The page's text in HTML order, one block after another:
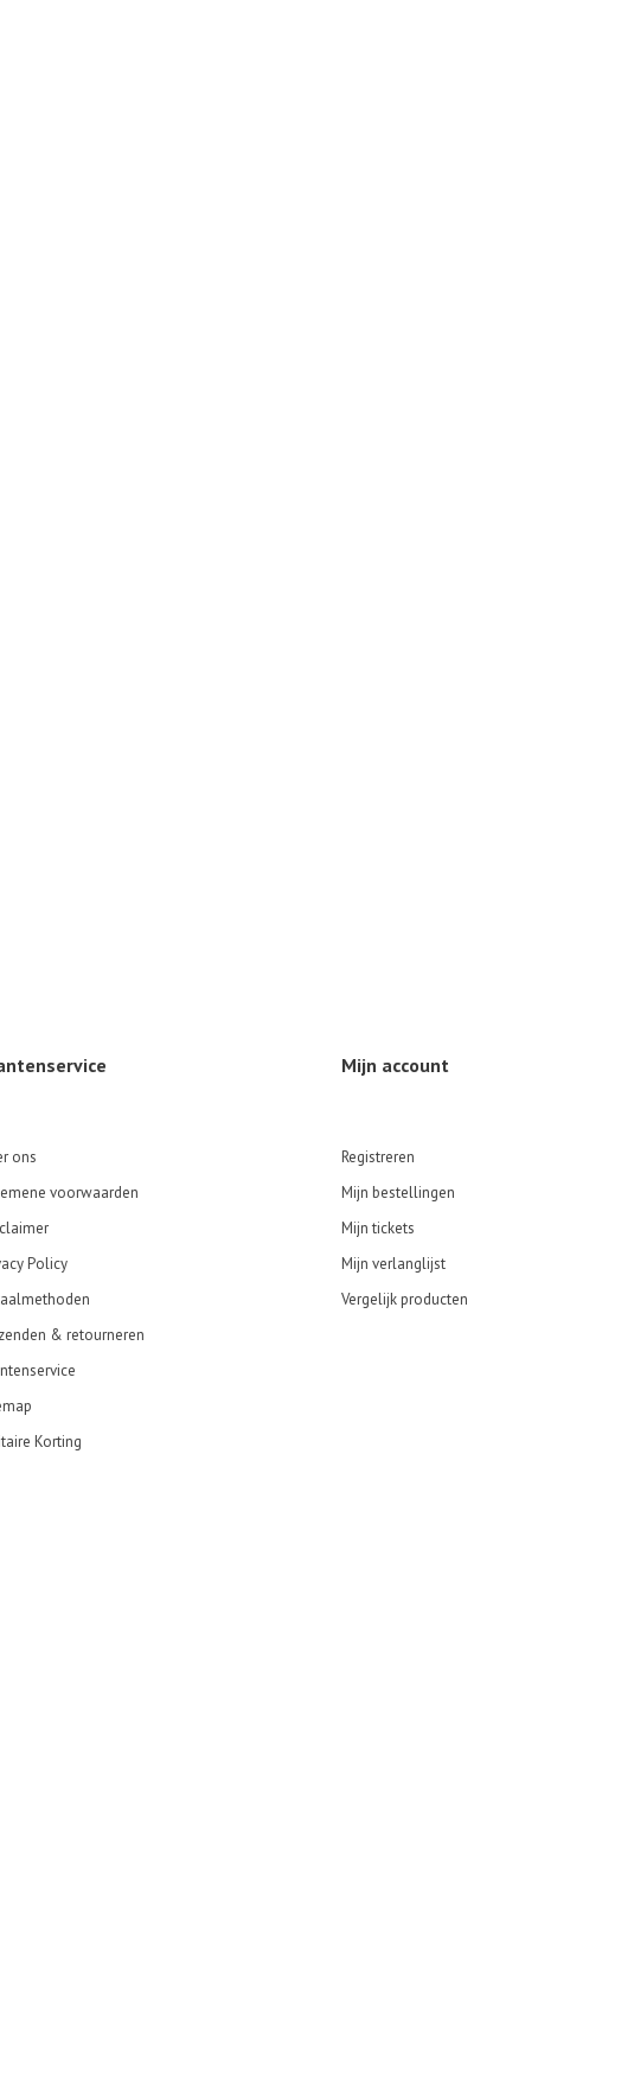
ons
voorwaarden
Policy
& retourneren
Korting
Mijn account
Registreren
Mijn bestellingen
Mijn tickets
Mijn verlanglijst
Vergelijk producten